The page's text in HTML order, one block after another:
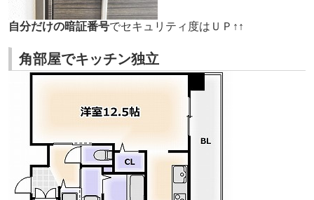
自分だけの暗証番号でセキュリティ度はＵＰ↑↑
角部屋でキッチン独立